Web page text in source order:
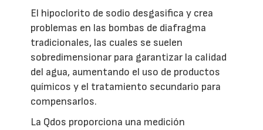
El hipoclorito de sodio desgasifica y crea
problemas en las bombas de diafragma
tradicionales, las cuales se suelen
sobredimensionar para garantizar la calidad
del agua, aumentando el uso de productos
químicos y el tratamiento secundario para
compensarlos.
La Qdos proporciona una medición